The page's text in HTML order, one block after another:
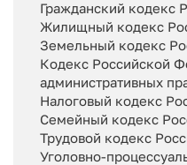
Гражданский кодекс
Жилищный кодекс
Земельный кодекс
Кодекс Российской
административных
Налоговый кодекс
Семейный кодекс
Трудовой кодекс
Уголовно-